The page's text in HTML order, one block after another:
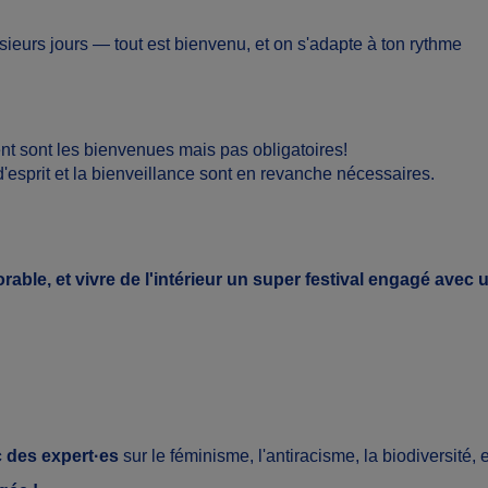
jours — tout est bienvenu, et on s'adapte à ton rythme
sont les bienvenues mais pas obligatoires!
et la bienveillance sont en revanche nécessaires.
et vivre de l'intérieur un super festival engagé avec
expert·es sur le féminisme, l'antiracisme, la biodiversité,